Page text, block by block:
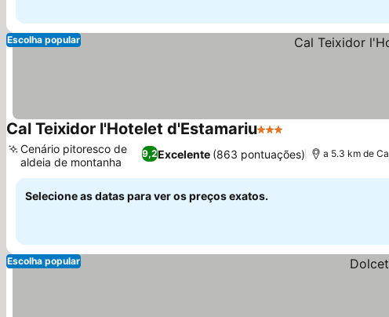
Escolha popular
Cal Teixidor l'Hotelet d'Estamariu3 Estrelas
9,2Excelente (863 pontuações)
Cenário pitoresco de
aldeia de montanha
a 5.3 km de
Selecione as datas para ver os preços exatos.
Escolha popular